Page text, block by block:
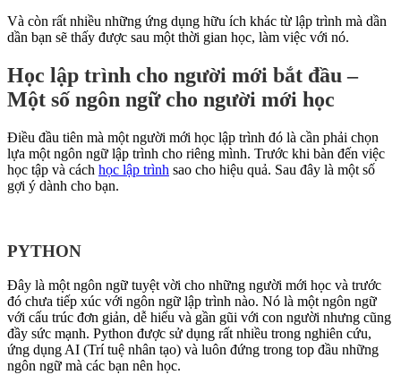
Và còn rất nhiều những ứng dụng hữu ích khác từ lập trình mà dần
dần bạn sẽ thấy được sau một thời gian học, làm việc với nó.
Học lập trình cho người mới bắt đầu –
Một số ngôn ngữ cho người mới học
Điều đầu tiên mà một người mới học lập trình đó là cần phải chọn
lựa một ngôn ngữ lập trình cho riêng mình. Trước khi bàn đến việc
học tập và cách học lập trình sao cho hiệu quả. Sau đây là một số
gợi ý dành cho bạn.
PYTHON
Đây là một ngôn ngữ tuyệt vời cho những người mới học và trước
đó chưa tiếp xúc với ngôn ngữ lập trình nào. Nó là một ngôn ngữ
với cấu trúc đơn giản, dễ hiểu và gần gũi với con người nhưng cũng
đầy sức mạnh. Python được sử dụng rất nhiều trong nghiên cứu,
ứng dụng AI (Trí tuệ nhân tạo) và luôn đứng trong top đầu những
ngôn ngữ mà các bạn nên học.